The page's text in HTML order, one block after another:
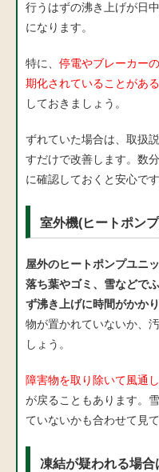
行うはずの沸き上げが日
になります。
特に、 停電やブレーカー
期化されていることがある
しておきましょう。
ずれていた場合は、取扱
すだけで改善します。数
に確認しておくと安心です
室外機(ヒートポン
屋外のヒートポンプユニ
落ち葉やゴミ、雪などで
ず沸き上げに時間がかかり
物が置かれていないか、
しょう。
障害物を取り除いて風通
が戻ることもあります。
ていないかも合わせて見
凍結が疑われる場